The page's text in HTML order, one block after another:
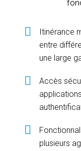
Itinérance
entre
une large
Accès
plusieurs